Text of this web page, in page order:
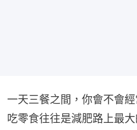
一天三餐之間，你會不會
吃零食往往是減肥路上最